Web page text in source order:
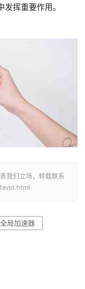
挥重要作用。
我们立场，转载联系
全局加速器